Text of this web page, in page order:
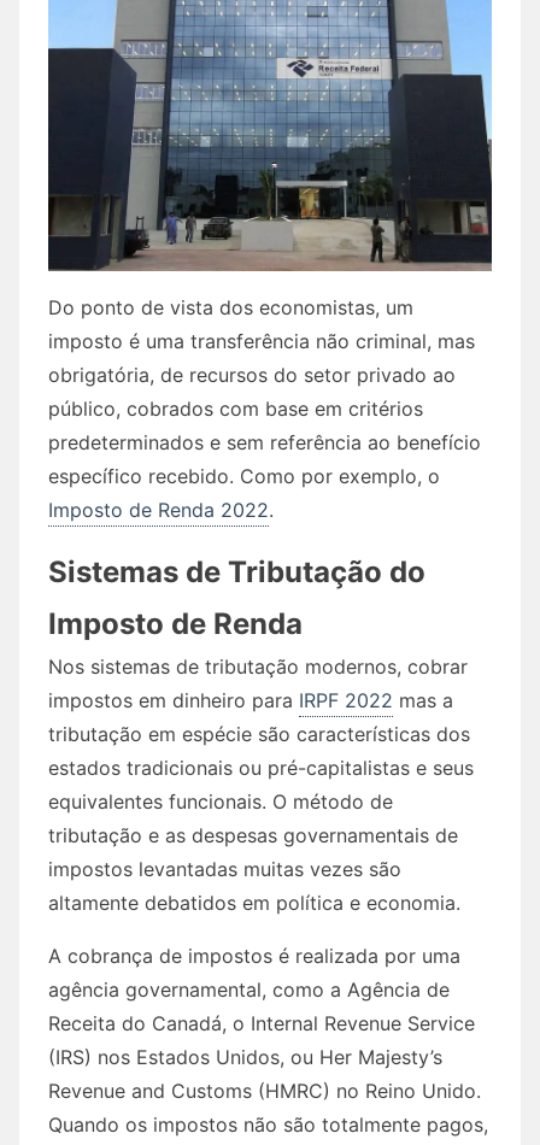
Do ponto de vista dos economistas, um
imposto é uma transferência não criminal, mas
obrigatória, de recursos do setor privado ao
público, cobrados com base em critérios
predeterminados e sem referência ao benefício
específico recebido. Como por exemplo, o
Imposto de Renda 2022.
Sistemas de Tributação do
Imposto de Renda
Nos sistemas de tributação modernos, cobrar
impostos em dinheiro para IRPF 2022 mas a
tributação em espécie são características dos
estados tradicionais ou pré-capitalistas e seus
equivalentes funcionais. O método de
tributação e as despesas governamentais de
impostos levantadas muitas vezes são
altamente debatidos em política e economia.
A cobrança de impostos é realizada por uma
agência governamental, como a Agência de
Receita do Canadá, o Internal Revenue Service
(IRS) nos Estados Unidos, ou Her Majesty’s
Revenue and Customs (HMRC) no Reino Unido.
Quando os impostos não são totalmente pagos,